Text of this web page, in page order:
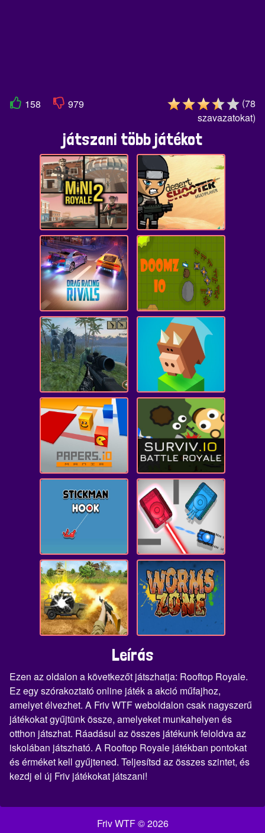
158 979 (78
szavazatokat)
játszani több játékot
Leírás
Ezen az oldalon a következőt játszhatja: Rooftop Royale.
Ez egy szórakoztató online játék a akció műfajhoz,
amelyet élvezhet. A Friv WTF weboldalon csak nagyszerű
játékokat gyűjtünk össze, amelyeket munkahelyen és
otthon játszhat. Ráadásul az összes játékunk feloldva az
iskolában játszható. A Rooftop Royale játékban pontokat
és érméket kell gyűjtened. Teljesítsd az összes szintet, és
kezdj el új Friv játékokat játszani!
Friv WTF © 2026